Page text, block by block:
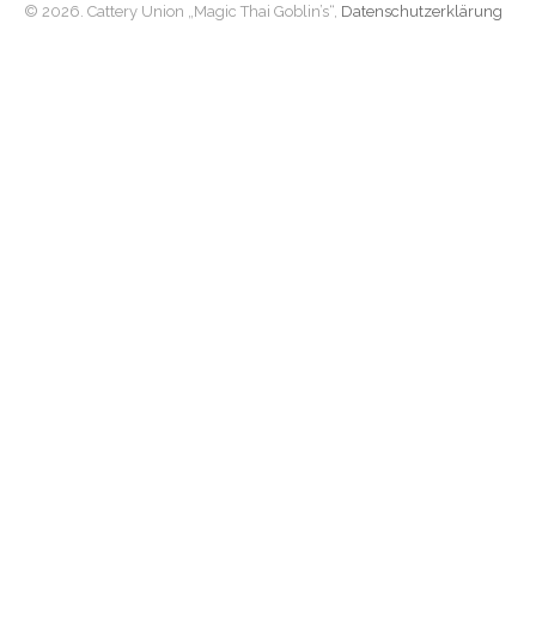
© 2026. Cattery Union „Magic Thai Goblin’s“, Datenschutzerklärung